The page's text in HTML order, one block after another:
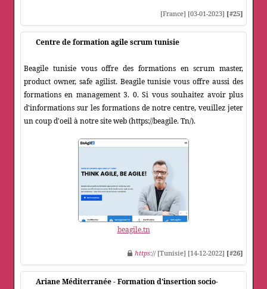
[France] [03-01-2023] [#25]
Centre de formation agile scrum tunisie
Beagile tunisie vous offre des formations en scrum master,
product owner, safe agilist. Beagile tunisie vous offre aussi des
formations en management 3. 0. Si vous souhaitez avoir plus
d'informations sur les formations de notre centre, veuillez jeter
un coup d'oeil à notre site web (https://beagile. Tn/).
beagile.tn
https:// [Tunisie] [14-12-2022] [#26]
Ariane Méditerranée - Formation d'insertion socio-